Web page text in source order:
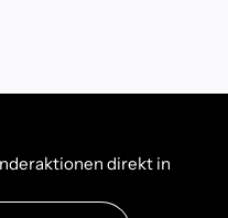
direkt in